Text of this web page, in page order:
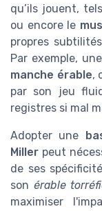
qu’ils jouent,
ou encore le
propres
Par exemple,
manche érable,
par son jeu
registres si mal
Adopter une
Miller peut
de ses
son érable
maximiser